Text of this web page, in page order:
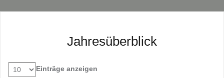
Jahresüberblick
Einträge anzeigen